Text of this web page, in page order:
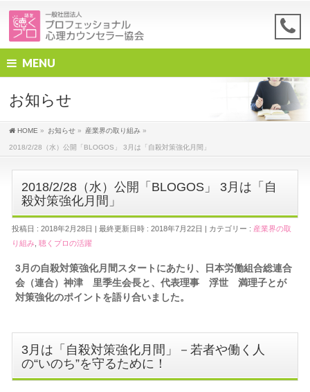
MENU
お知らせ
HOME » お知らせ » 産業界の取り組み »
2018/2/28（水）公開「BLOGOS」 3月は「自殺対策強化月間」
2018/2/28（水）公開「BLOGOS」 3月は「自
殺対策強化月間」
投稿日 : 2018年2月28日 最終更新日時 : 2018年7月22日 カテゴリー : 産業界の取
り組み ,聴くプロの活躍
3月の自殺対策強化月間スタートにあたり、日本労働組合総連合
会（連合）神津 里季生会長と、代表理事 浮世 満理子とが
対策強化のポイントを語り合いました。
3月は「自殺対策強化月間」－若者や働く人
の“いのち”を守るために！